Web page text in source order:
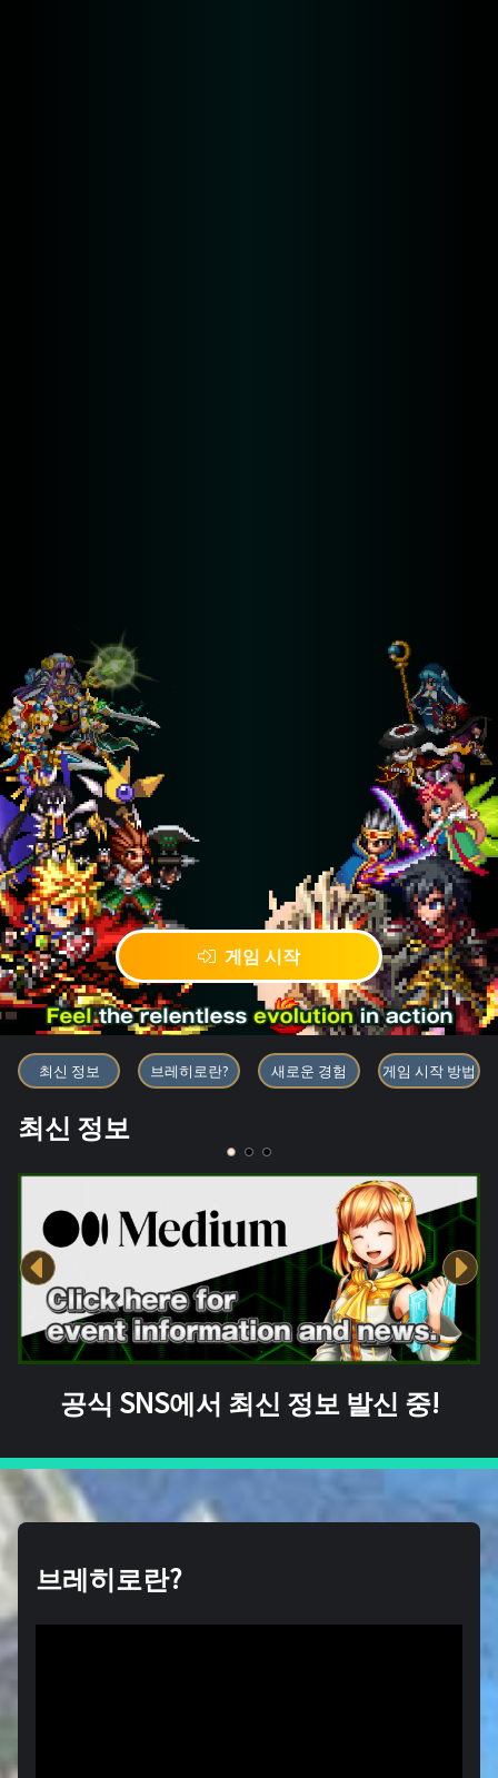
게임 시작
블록체인 게임 「BRAVE
최신 정보 브레히로란? 새로운 경험 게임 시작 방법
최신 정보
공식 SNS에서 최신 정보 발신 중!
브레히로란?